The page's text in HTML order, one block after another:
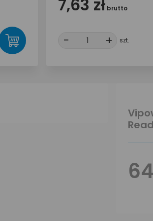
7,63 zł brutto
- + +
szt.